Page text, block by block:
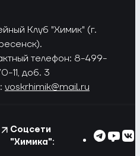
Клуб "Химик" (г.
телефон: 8-499-
11, доб. 3
voskrhimik@mail.ru
Соцсети
"Химика":